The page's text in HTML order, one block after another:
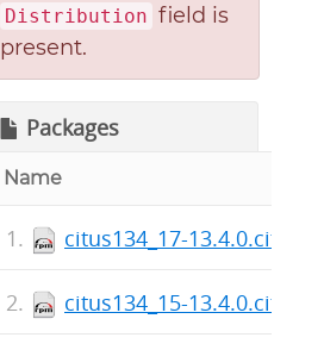
Distribution field is
present.
Packages
Name
citus134_17-13.4.0.citus-
citus134_15-13.4.0.citus-